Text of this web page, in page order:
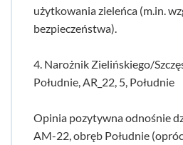
użytkowania zieleńca (m.in.
bezpieczeństwa).
4. Narożnik Zielińskiego/
Południe, AR_22, 5, Południe
Opinia pozytywna odnośnie
AM-22, obręb Południe